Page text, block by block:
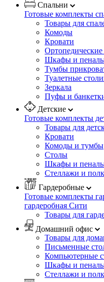
Спальни
Готовые комплекты
Товары для
Комоды
Кровати
Шкафы и
Тумбы
Туалетные
Зеркала
Пуфы и
Детские
Готовые комплекты
Товары для
Кровати
Комоды и тумбы
Столы
Шкафы и
Стеллажи и
Гардеробные
Готовые комплекты
гардеробная Сити
Товары для
Домашний офис
Товары для
Письменные
Компьютерные
Шкафы и
Стеллажи и